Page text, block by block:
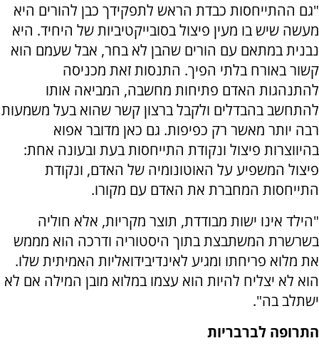
"גם ההתייחסות כבדת הראש לתפקידך כבן להורים היא
מעשה שיש בו מעין פיצול בסובייקטיביות של היחיד. היא
נבנית במתאם עם הורים שהבן לא בחר, אבל שעמם הוא
קשור באורח בלתי הפיך. התנסות זאת מכניסה
להתנהגות האדם פתיחות מחשבה, המביאה אותו
להתחשב בהבדלים ולקבל ברצון קשר שהוא בעל משמעות
רבה יותר מאשר רק כפיפות. גם כאן מדובר אפוא
בהיווצרות פיצול ונקודת התייחסות בעת ובעונה אחת:
פיצול המשפיע על האוטונומיה של האדם, ונקודת
התייחסות המחברת את האדם עם מקורו.
"הילד אינו ישות מבודדת, תוצר מקריות, אלא חוליה
בשרשרת המשתבצת בתוך היסטוריה ודרכה הוא מממש
את מלוא פריחתו ומגיע לאינדיבידואליות האמיתית שלו.
הוא לא יצליח להיות הוא עצמו במלוא מובן המילה אם לא
ישתלב בה".
התרופה לברבריות